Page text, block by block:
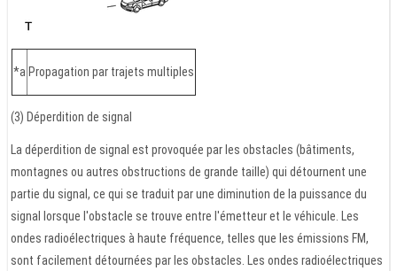
*a Propagation par trajets multiples
(3) Déperdition de signal
La déperdition de signal est provoquée par les obstacles (bâtiments,
montagnes ou autres obstructions de grande taille) qui détournent une
partie du signal, ce qui se traduit par une diminution de la puissance du
signal lorsque l'obstacle se trouve entre l'émetteur et le véhicule. Les
ondes radioélectriques à haute fréquence, telles que les émissions FM,
sont facilement détournées par les obstacles. Les ondes radioélectriques